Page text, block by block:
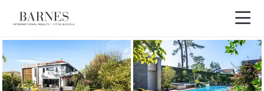
Visita en 3D